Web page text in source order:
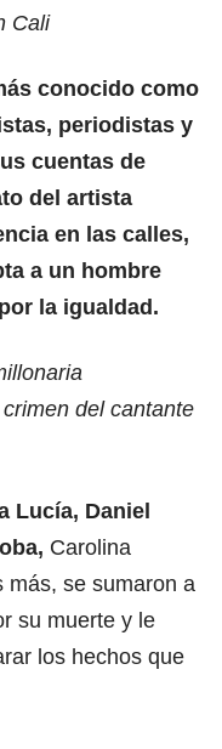
Cali
conocido como
periodistas y
cuentas de
del artista
en las calles,
a un hombre
la igualdad.
del cantante
Lucía, Daniel
Carolina
más, se sumaron a
su muerte y le
los hechos que